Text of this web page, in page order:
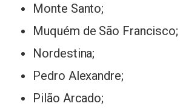
Monte Santo;
Muquém de São Francisco;
Nordestina;
Pedro Alexandre;
Pilão Arcado;